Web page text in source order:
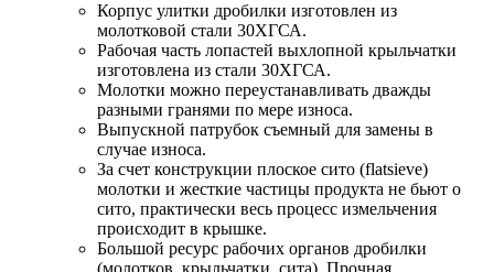
Корпус улитки дробилки изготовлен из
молотковой стали 30ХГСА.
Рабочая часть лопастей выхлопной крыльчатки
изготовлена из стали 30ХГСА.
Молотки можно переустанавливать дважды
разными гранями по мере износа.
Выпускной патрубок съемный для замены в
случае износа.
За счет конструкции плоское сито (flatsieve)
молотки и жесткие частицы продукта не бьют о
сито, практически весь процесс измельчения
происходит в крышке.
Большой ресурс рабочих органов дробилки
(молотков, крыльчатки, сита). Прочная